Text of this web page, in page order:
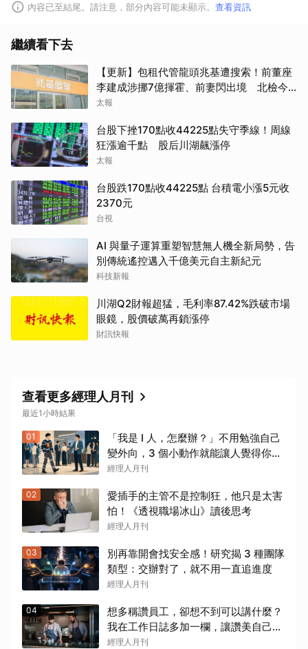
內容已至結尾。請注意，部分內容可能未顯示。 查看資訊
繼續看下去
【更新】包租代管龍頭兆基遭搜索！前董座
李建成涉挪7億揮霍、前妻閃出境 北檢今
約談
太報
台股下挫170點收44225點失守季線！周線
狂漲逾千點 股后川湖飆漲停
太報
台股跌170點收44225點 台積電小漲5元收
2370元
台視
AI 與量子運算重塑智慧無人機全新局勢，告
別傳統遙控邁入千億美元自主新紀元
科技新報
川湖Q2財報超猛，毛利率87.42%跌破市場
眼鏡，股價破萬再鎖漲停
財訊快報
查看更多經理人月刊
最近1小時結果
01
「我是 I 人，怎麼辦？」不用勉強自己
變外向，3 個小動作就能讓人覺得你很
好聊
經理人月刊
02
愛插手的主管不是控制狂，他只是太害
怕！《透視職場冰山》讀後思考
經理人月刊
03
別再靠開會找安全感！研究揭 3 種團隊
類型：交辦對了，就不用一直追進度
經理人月刊
04
想多稱讚員工，卻想不到可以講什麼？
我在工作日誌多加一欄，讓讚美自己冒
出來
經理人月刊